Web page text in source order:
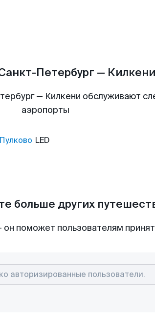
Петербург — Килкени
— Килкени обслуживают
аэропорты
Пулково LED
больше других
поможет пользователям